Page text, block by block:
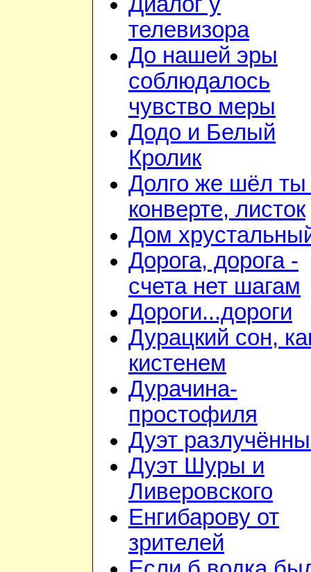
телевизора
До нашей эры
соблюдалось
чувство меры
Додо и Белый
Кролик
Долго же шёл ты
конверте, листок
Дом
Дорога, дорога -
счета нет шагам
Дороги...дороги
Дурацкий сон,
кистенем
Дурачина-
простофиля
Дуэт
Дуэт Шуры и
Ливеровского
Енгибарову от
зрителей